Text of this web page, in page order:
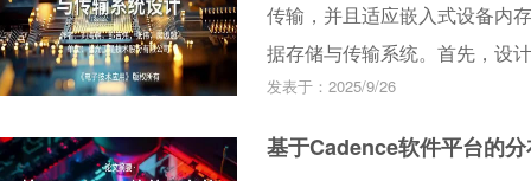
83%，有效提升了任务建模与
传输，并且适应嵌入式设备内
据存储与传输系统。首先，设
SPI总线与SD卡通信，并通过
的软件设计。最后，通过实验
发表于：2025/9/26
基于Cadence软件平台的